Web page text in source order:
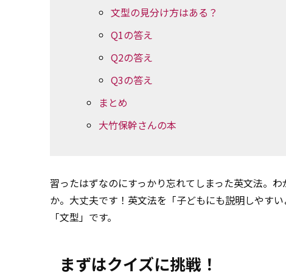
文型の見分け方はある？
Q1の答え
Q2の答え
Q3の答え
まとめ
大竹保幹さんの本
習ったはずなのにすっかり忘れてしまった英文法。
か。大丈夫です！英文法を「子どもにも説明しやす
「文型」です。
まずはクイズに挑戦！